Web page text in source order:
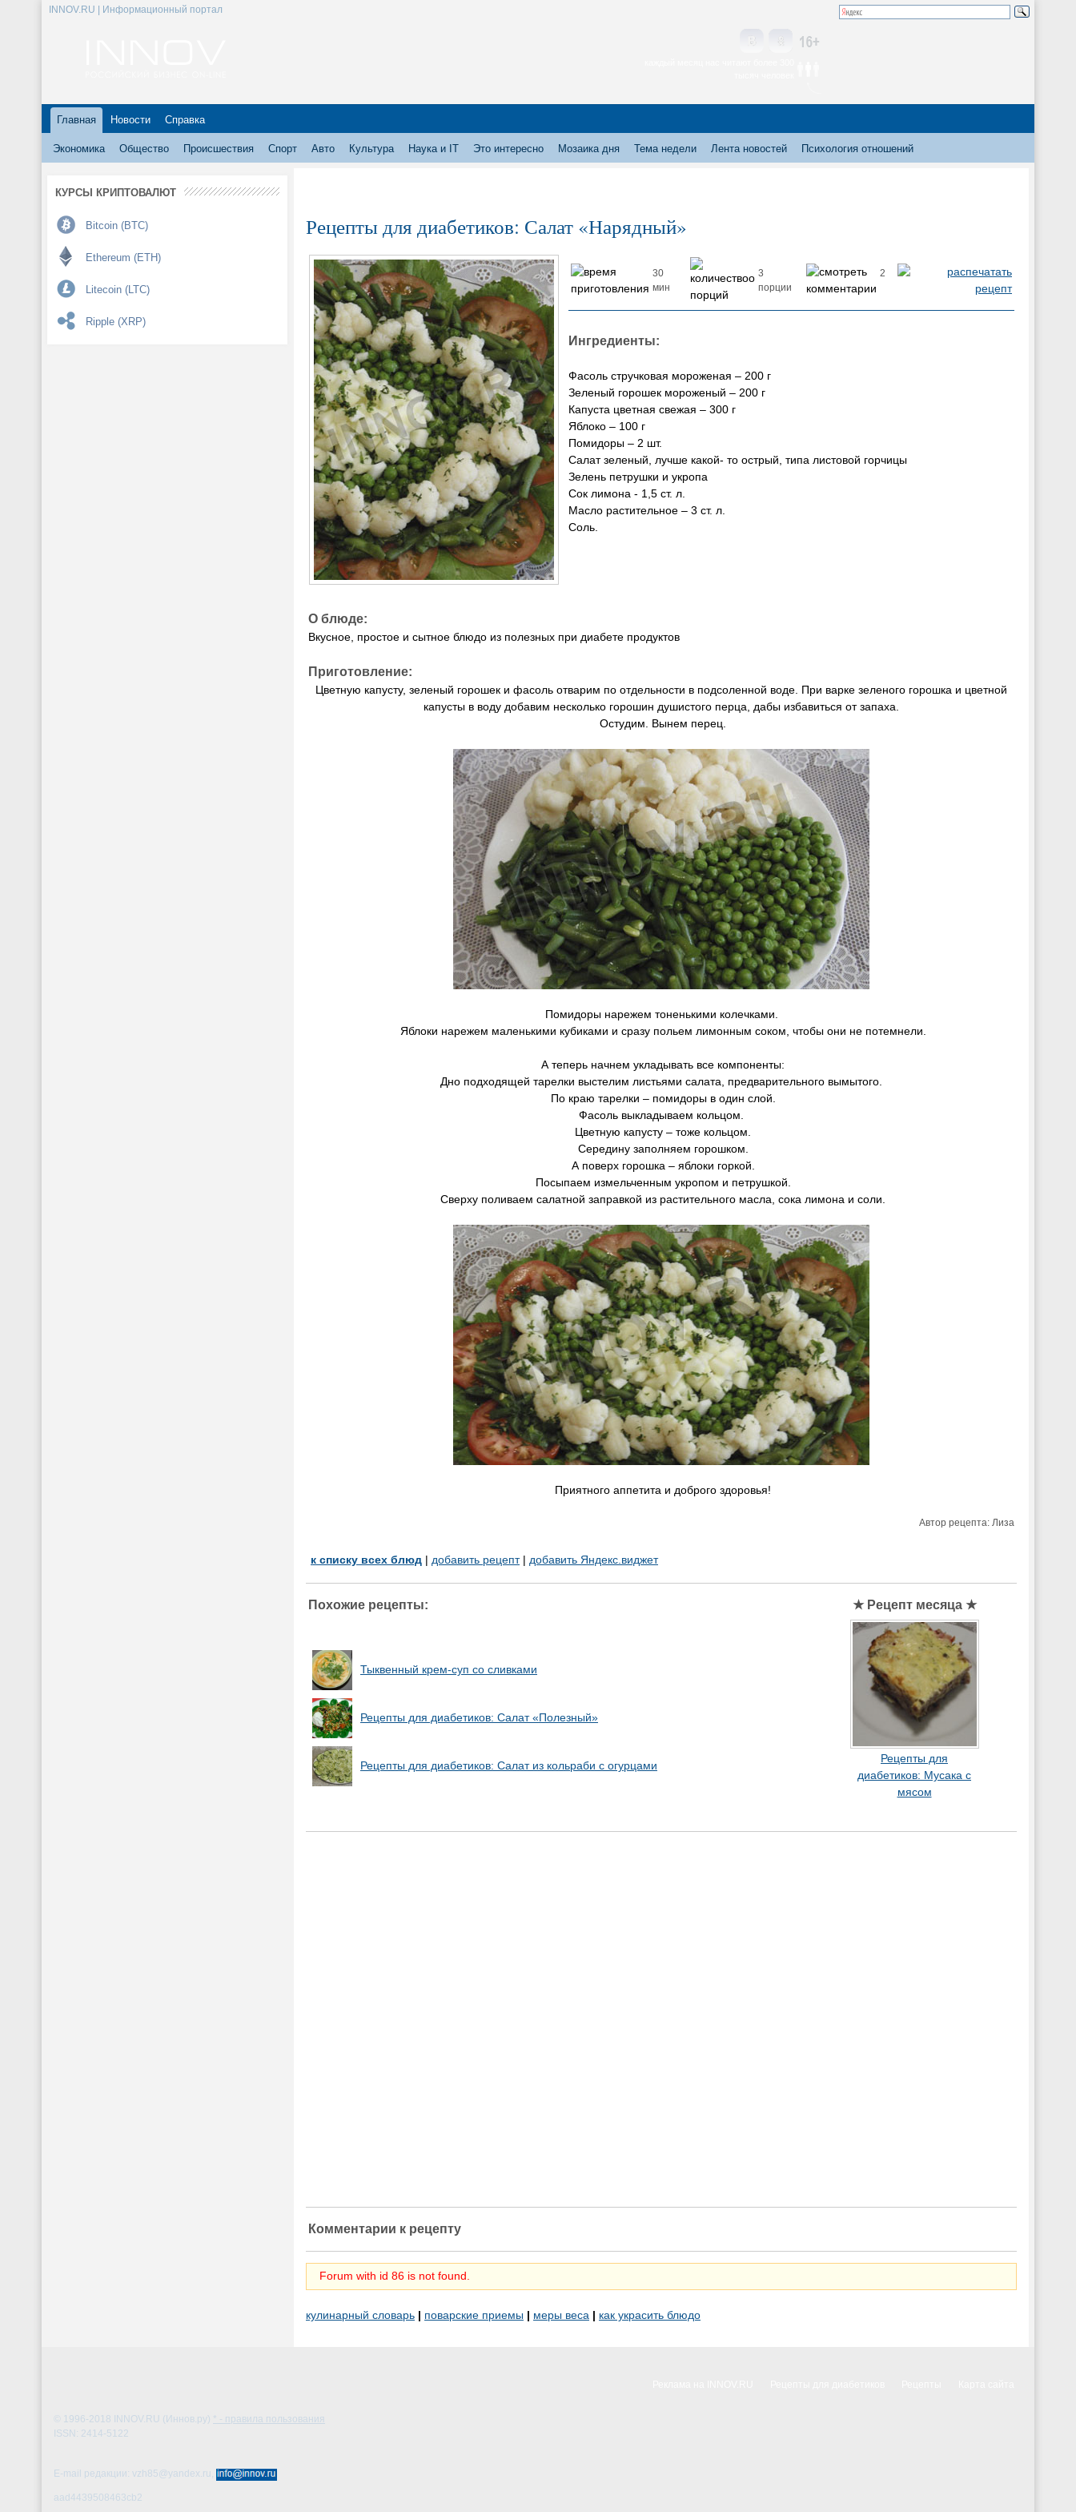
INNOV.RU | Информационный портал
Главная Новости Справка
Экономика Общество Происшествия Спорт Авто Культура Наука и IT Это интересно Мозаика дня Тема недели Лента новостей Психология отношений
КУРСЫ КРИПТОВАЛЮТ
Bitcoin (BTC)
Ethereum (ETH)
Litecoin (LTC)
Ripple (XRP)
Рецепты для диабетиков: Салат «Нарядный»
30
мин
3
порции
2
Ингредиенты:
Фасоль стручковая мороженая – 200 г
Зеленый горошек мороженый – 200 г
Капуста цветная свежая – 300 г
Яблоко – 100 г
Помидоры – 2 шт.
Салат зеленый, лучше какой- то острый, типа листовой горчицы
Зелень петрушки и укропа
Сок лимона - 1,5 ст. л.
Масло растительное – 3 ст. л.
Соль.
О блюде:
Вкусное, простое и сытное блюдо из полезных при диабете продуктов
Приготовление:
Цветную капусту, зеленый горошек и фасоль отварим по отдельности в подсоленной воде. При варке зеленого горошка и цветной
капусты в воду добавим несколько горошин душистого перца, дабы избавиться от запаха.
Остудим. Вынем перец.
Помидоры нарежем тоненькими колечками.
Яблоки нарежем маленькими кубиками и сразу польем лимонным соком, чтобы они не потемнели.
А теперь начнем укладывать все компоненты:
Дно подходящей тарелки выстелим листьями салата, предварительного вымытого.
По краю тарелки – помидоры в один слой.
Фасоль выкладываем кольцом.
Цветную капусту – тоже кольцом.
Середину заполняем горошком.
А поверх горошка – яблоки горкой.
Посыпаем измельченным укропом и петрушкой.
Сверху поливаем салатной заправкой из растительного масла, сока лимона и соли.
Приятного аппетита и доброго здоровья!
Автор рецепта: Лиза
к списку всех блюд | добавить рецепт| добавить Яндекс.виджет
Похожие рецепты: ★ Рецепт месяца ★
Тыквенный крем-суп со сливками
Рецепты для диабетиков: Салат «Полезный»
Рецепты для диабетиков: Салат из кольраби с огурцами
Рецепты для
диабетиков: Мусака с
мясом
Комментарии к рецепту
Forum with id 86 is not found.
кулинарный словарь | поварские приемы | меры веса | как украсить блюдо
© 1996-2018 INNOV.RU (Иннов.ру) * - правила пользования
ISSN: 2414-5122
E-mail редакции: vzh85@yandex.ru,
aad4439508463cb2